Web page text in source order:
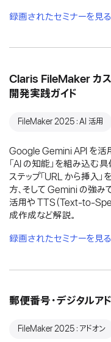
録画されたセミナーを見る
Claris FileMaker カ
開発実践ガイド
FileMaker 2025：AI 活用
Google Gemini API を活
「AI の知能」を組み込む
ステップ「URL から挿入
方、そして Gemini の強み
活用や TTS（Text-to-
成作成など解説。
録画されたセミナーを見る
郵便番号・デジタル
FileMaker 2025：アドオン